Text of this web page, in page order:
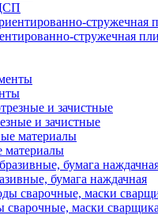
стружечная
и зачистные
материалы
бумага наждачная
сварочные, маски сварщика